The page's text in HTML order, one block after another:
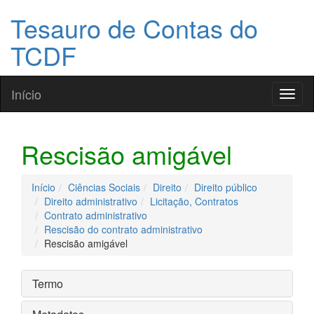
Tesauro de Contas do
TCDF
Início
Rescisão amigável
Início Ciências Sociais Direito
Direito público
Direito administrativo
Licitação, Contratos
Contrato administrativo
Rescisão do contrato administrativo
Rescisão amigável
Termo